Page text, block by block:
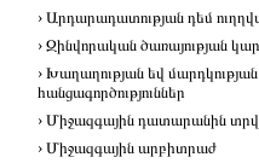
› Արդարադատության դեմ
› Զինվորական ծառայության
› Խաղաղության եվ
հանցագործություններ
› Միջազգային դատարանին
› Միջազգային արբիտրաժ